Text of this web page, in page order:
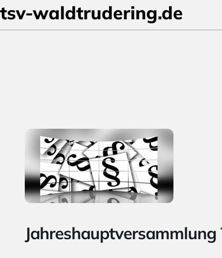
tsv-waldtrudering.de
Jahreshauptversammlung